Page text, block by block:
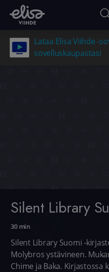
Lataa Elisa Viihde -
sovelluskaupastasi
Silent Library
30 min
Silent Library Suomi -
Molybros ystävineen.
Chime ja Baka. Kirjastossa